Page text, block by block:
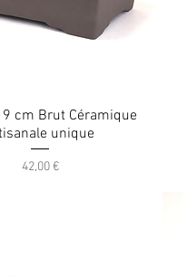
cm Brut Céramique
unique
Prix
42,00 €